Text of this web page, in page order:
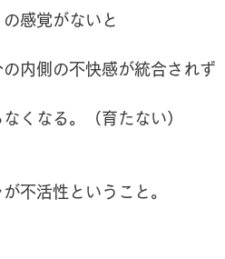
感覚がないと
内側の不快感が統合されず
くなる。（育たない）
不活性ということ。